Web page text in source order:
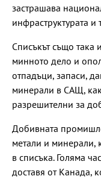
застрашава
инфраструктурата
Списъкът също
минното дело и
отпадъци, запаси,
минерали в САЩ,
разрешителни за
Добивната
метали и минерали,
в списъка. Голяма
доставя от Канада,